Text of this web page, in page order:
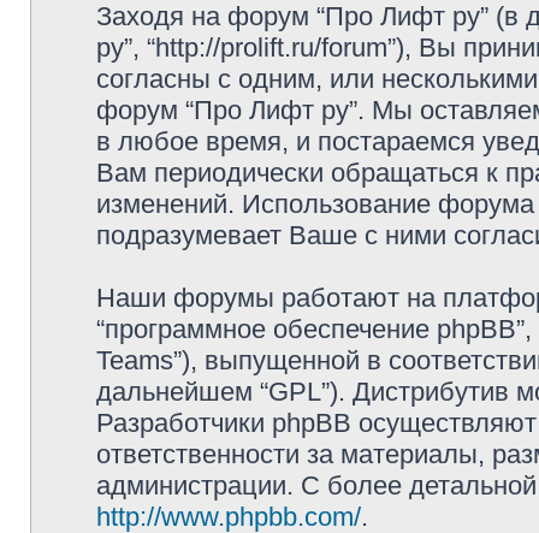
Заходя на форум “Про Лифт ру”
ру”, “http://prolift.ru/forum”), Вы
согласны с одним, или
форум “Про Лифт ру”. Мы
в любое время, и постараемся
Вам периодически обращаться к
изменений. Использование
подразумевает Ваше с ними
Наши форумы работают на
“программное обеспечение
Teams”), выпущенной в
дальнейшем “GPL”). Дистрибутив
Разработчики phpBB
ответственности за материалы,
администрации. С более
http://www.phpbb.com/.